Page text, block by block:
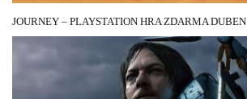
JOURNEY – PLAYSTATION HRA ZDARMA DUBEN